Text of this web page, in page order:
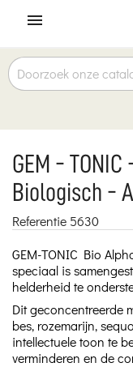

GEM -
Biologisch -
Referentie 5630
GEM-TONIC Bio
speciaal is
helderheid te
Dit geconcentreerde
bes, rozemarijn,
intellectuele toon te
verminderen en de